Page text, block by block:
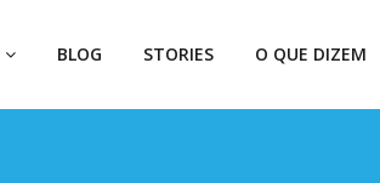
BLOG STORIES O QUE DIZEM